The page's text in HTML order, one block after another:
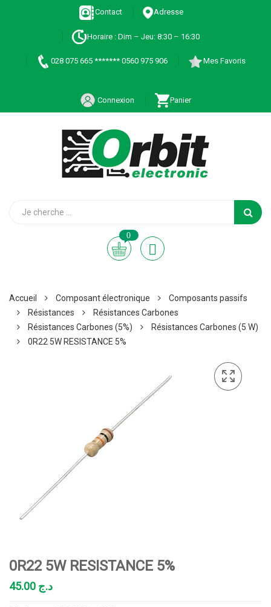
Contact Adresse
Horaire : Dim – Jeu: 8:30 – 16:30
028 075 665 ******* 0560 975 906 Mes Favoris
Connexion Panier
0
Accueil Composant électronique
Composants passifs
Résistances
Résistances Carbones
Résistances Carbones (5%)
Résistances Carbones (5 W)
0R22 5W RESISTANCE 5%
0R22 5W RESISTANCE 5%
د.ج